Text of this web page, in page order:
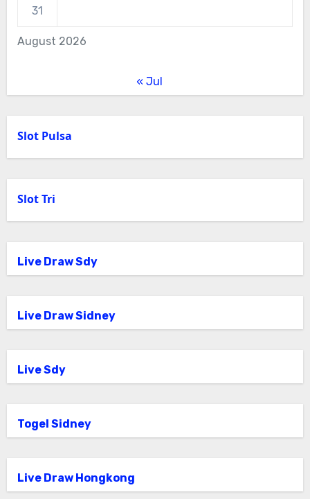
August 2026
31
« Jul
Slot Pulsa
Slot Tri
Live Draw Sdy
Live Draw Sidney
Live Sdy
Togel Sidney
Live Draw Hongkong